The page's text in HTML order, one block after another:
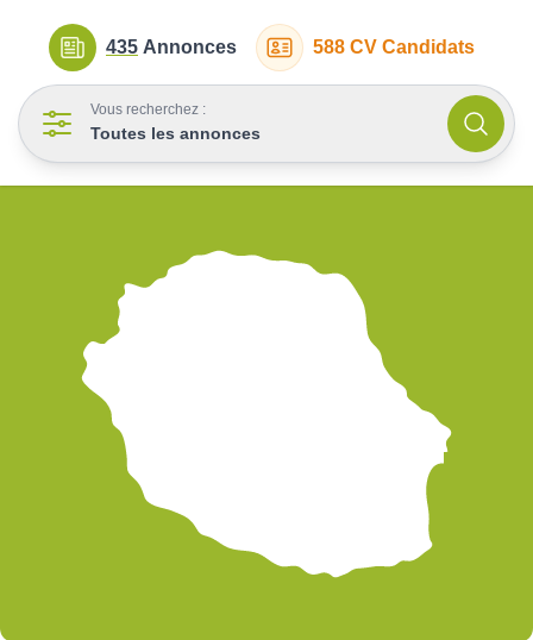
435 Annonces 588 CV Candidats
Vous recherchez :
Toutes les annonces